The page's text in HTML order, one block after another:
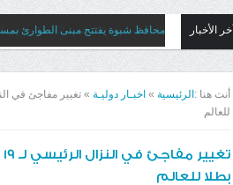
أخر الأخبار محافظ شبوة يفتتح مبنى الطوارئ
أنت هنا : الرئيسية » اخبـار دوليـة »
للعالم
بطلا للعالم